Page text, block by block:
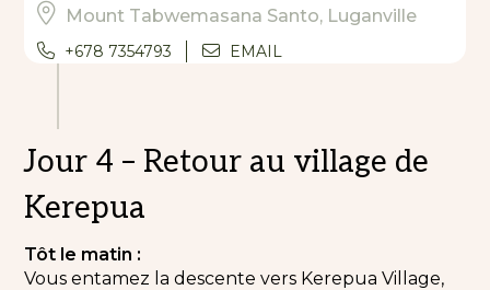
Mount Tabwemasana Santo, Luganville
+678 7354793 EMAIL
Jour 4 – Retour au village de
Kerepua
Tôt le matin :
Vous entamez la descente vers Kerepua Village,